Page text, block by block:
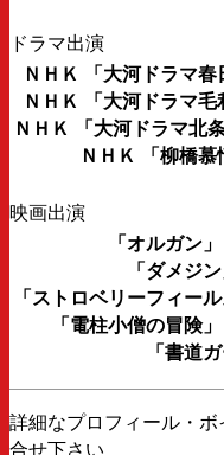
ドラマ出演
ＮＨＫ 「大河ドラマ春
ＮＨＫ 「大河ドラマ毛
ＮＨＫ 「大河ドラマ北
ＮＨＫ 「柳橋慕
映画出演
「オルガン
「ダメジ
「ストロベリーフィー
「電柱小僧の冒険
「書道
詳細なプロフィール・
合せ下さい